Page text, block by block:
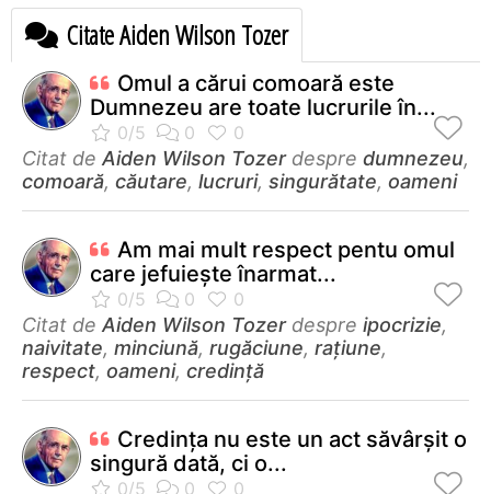
Citate Aiden Wilson Tozer
Omul a cărui comoară este
Dumnezeu are toate lucrurile în...
Citat de Aiden Wilson Tozerdespre dumnezeu,
comoară, căutare, lucruri, singurătate, oameni
Am mai mult respect pentu omul
care jefuieşte înarmat...
Citat de Aiden Wilson Tozerdespre ipocrizie,
naivitate, minciună, rugăciune, rațiune,
respect, oameni, credință
Credinţa nu este un act săvârşit o
singură dată, ci o...